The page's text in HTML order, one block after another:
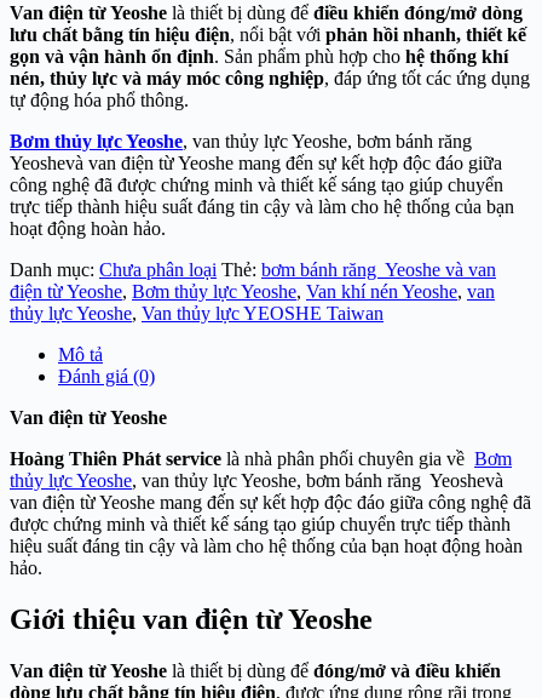
Van điện từ Yeoshe là thiết bị dùng để điều khiển đóng/mở dòng
lưu chất bằng tín hiệu điện, nổi bật với phản hồi nhanh, thiết kế
gọn và vận hành ổn định. Sản phẩm phù hợp cho hệ thống khí
nén, thủy lực và máy móc công nghiệp, đáp ứng tốt các ứng dụng
tự động hóa phổ thông.
Bơm thủy lực Yeoshe, van thủy lực Yeoshe, bơm bánh răng
Yeoshevà van điện từ Yeoshe mang đến sự kết hợp độc đáo giữa
công nghệ đã được chứng minh và thiết kế sáng tạo giúp chuyển
trực tiếp thành hiệu suất đáng tin cậy và làm cho hệ thống của bạn
hoạt động hoàn hảo.
Danh mục: Chưa phân loại Thẻ: bơm bánh răng Yeoshe và van
điện từ Yeoshe, Bơm thủy lực Yeoshe, Van khí nén Yeoshe, van
thủy lực Yeoshe, Van thủy lực YEOSHE Taiwan
Mô tả
Đánh giá (0)
Van điện từ Yeoshe
Hoàng Thiên Phát service là nhà phân phối chuyên gia về Bơm
thủy lực Yeoshe, van thủy lực Yeoshe, bơm bánh răng Yeoshevà
van điện từ Yeoshe mang đến sự kết hợp độc đáo giữa công nghệ đã
được chứng minh và thiết kế sáng tạo giúp chuyển trực tiếp thành
hiệu suất đáng tin cậy và làm cho hệ thống của bạn hoạt động hoàn
hảo.
Giới thiệu van điện từ Yeoshe
Van điện từ Yeoshe là thiết bị dùng để đóng/mở và điều khiển
dòng lưu chất bằng tín hiệu điện, được ứng dụng rộng rãi trong